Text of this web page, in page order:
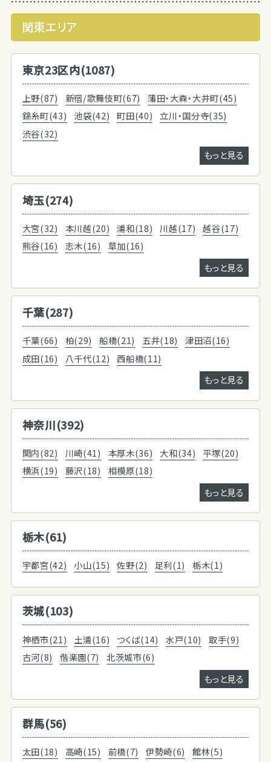
関東エリア
東京23区内(1087)
上野(87) 新宿/歌舞伎町(67)
蒲田・大森・大井町(45)
錦糸町(43)
池袋(42) 町田(40)
立川・国分寺(35)
渋谷(32)
もっと見る
埼玉(274)
大宮(32) 本川越(20) 浦和(18) 川越(17)
越谷(17)
熊谷(16)
志木(16)
草加(16)
もっと見る
千葉(287)
千葉(66) 柏(29) 船橋(21) 五井(18)
津田沼(16)
成田(16)
八千代(12)
西船橋(11)
もっと見る
神奈川(392)
関内(82) 川崎(41) 本厚木(36) 大和(34)
平塚(20)
横浜(19)
藤沢(18)
相模原(18)
もっと見る
栃木(61)
宇都宮(42) 小山(15) 佐野(2) 足利(1) 栃木(1)
茨城(103)
神栖市(21) 土浦(16) つくば(14) 水戸(10)
取手(9)
古河(8)
偕楽園(7)
北茨城市(6)
もっと見る
群馬(56)
太田(18) 高崎(15) 前橋(7) 伊勢崎(6)
館林(5)